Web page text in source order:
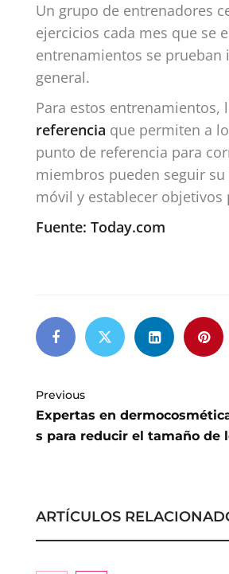
Un grupo de entrenadores
ejercicios cada mes que se
entrenamientos se
general.
Para estos
referencia que permiten a
punto de referencia para
miembros pueden seguir
móvil y establecer
Fuente: Today.com
Previous
Expertas en
s para reducir el tamaño de
ARTÍCULOS